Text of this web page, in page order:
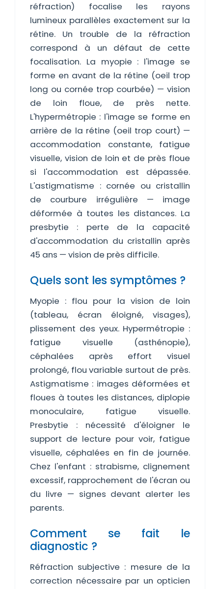
réfraction) focalise les rayons
lumineux parallèles exactement sur la
rétine. Un trouble de la réfraction
correspond à un défaut de cette
focalisation. La myopie : l'image se
forme en avant de la rétine (oeil trop
long ou cornée trop courbée) — vision
de loin floue, de près nette.
L'hypermétropie : l'image se forme en
arrière de la rétine (oeil trop court) —
accommodation constante, fatigue
visuelle, vision de loin et de près floue
si l'accommodation est dépassée.
L'astigmatisme : cornée ou cristallin
de courbure irrégulière — image
déformée à toutes les distances. La
presbytie : perte de la capacité
d'accommodation du cristallin après
45 ans — vision de près difficile.
Quels sont les symptômes ?
Myopie : flou pour la vision de loin
(tableau, écran éloigné, visages),
plissement des yeux. Hypermétropie :
fatigue visuelle (asthénopie),
céphalées après effort visuel
prolongé, flou variable surtout de près.
Astigmatisme : images déformées et
floues à toutes les distances, diplopie
monoculaire, fatigue visuelle.
Presbytie : nécessité d'éloigner le
support de lecture pour voir, fatigue
visuelle, céphalées en fin de journée.
Chez l'enfant : strabisme, clignement
excessif, rapprochement de l'écran ou
du livre — signes devant alerter les
parents.
Comment se fait le
diagnostic ?
Réfraction subjective : mesure de la
correction nécessaire par un opticien